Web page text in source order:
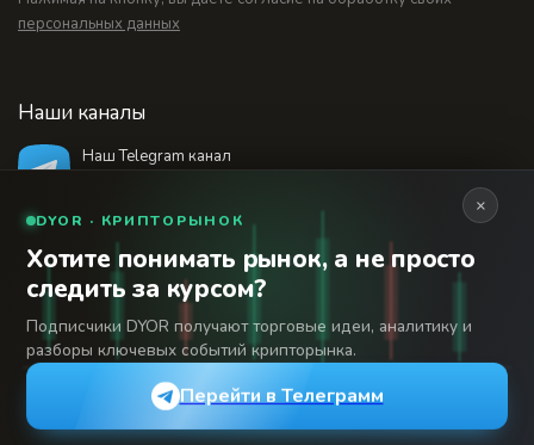
персональных данных
Наши каналы
Наш Telegram канал
18+
© 2026 Финансовый интернет-портал «Банки
Сегодня». Используя сайт BanksToday.net вы
соглашаетесь с
Сетевое издание «Банки Сегодня» зарегистрировано
Федеральной службой по надзору в сфере связи,
информационных технологий и массовых коммуникаций,
регистрационный номер: серия Эл № 04-216902
×
DYOR · КРИПТОРЫНОК
Хотите понимать рынок, а не просто
следить за курсом?
Подписчики DYOR получают торговые идеи, аналитику и
разборы ключевых событий крипторынка.
Перейти в Телеграмм